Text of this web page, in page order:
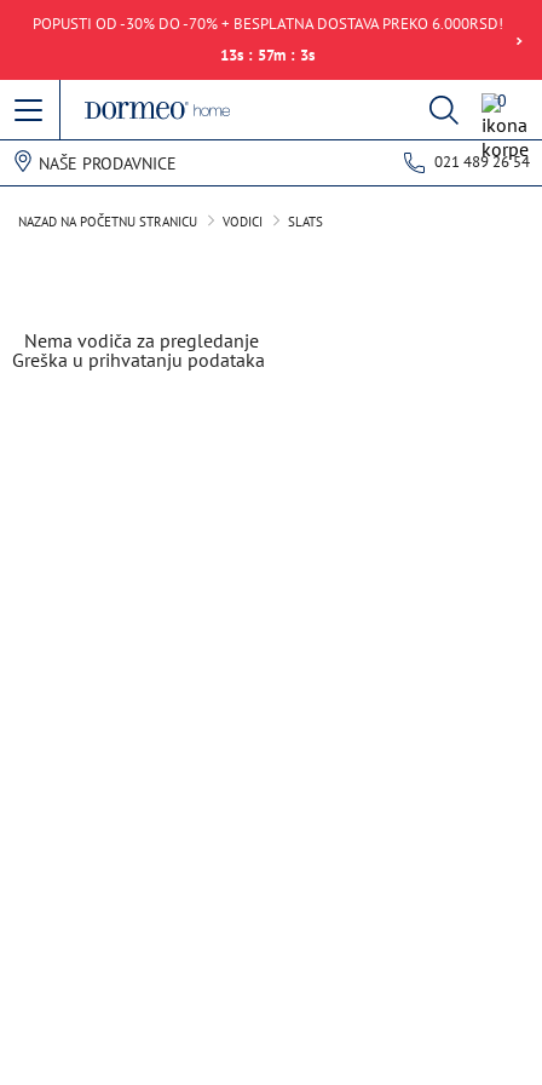
POPUSTI OD -30% DO -70% + BESPLATNA DOSTAVA PREKO 6.000RSD!
13s : 57m : 3s
0
NAŠE PRODAVNICE 021 489 26 54
NAZAD NA POČETNU STRANICU VODICI SLATS
Nema vodiča za pregledanje
Greška u prihvatanju podataka